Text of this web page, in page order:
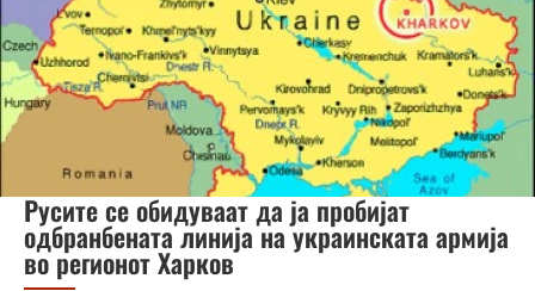
Русите се обидуваат да ја пробијат
одбранбената линија на украинската армија
во регионот Харков